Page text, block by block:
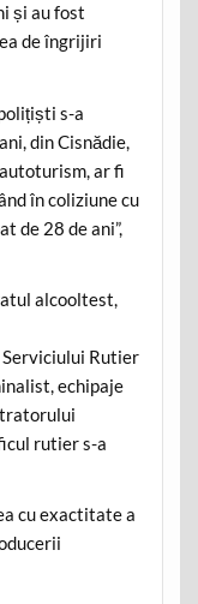
și au fost
de îngrijiri
s-a
din Cisnădie,
ar fi
în coliziune cu
de 28 de ani”,
alcooltest,
Rutier
echipaje
rutier s-a
cu exactitate a